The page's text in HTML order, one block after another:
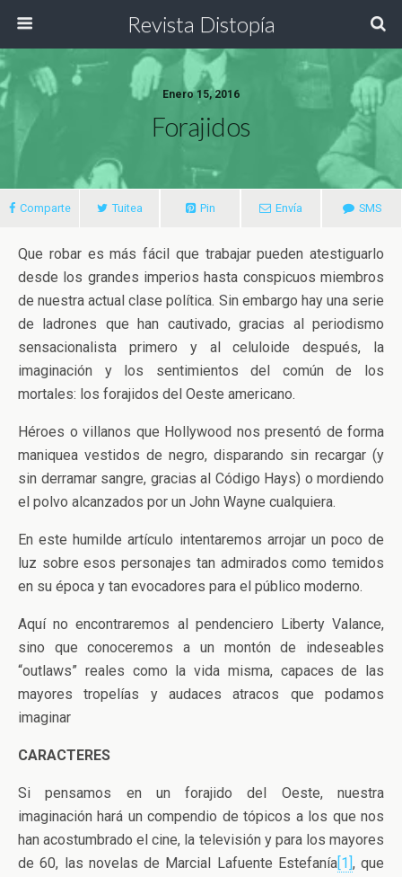
Revista Distopía
Enero 15, 2016
Forajidos
Comparte Tuitea Pin Envía SMS
Que robar es más fácil que trabajar pueden atestiguarlo
desde los grandes imperios hasta conspicuos miembros
de nuestra actual clase política. Sin embargo hay una serie
de ladrones que han cautivado, gracias al periodismo
sensacionalista primero y al celuloide después, la
imaginación y los sentimientos del común de los
mortales: los forajidos del Oeste americano.
Héroes o villanos que Hollywood nos presentó de forma
maniquea vestidos de negro, disparando sin recargar (y
sin derramar sangre, gracias al Código Hays) o mordiendo
el polvo alcanzados por un John Wayne cualquiera.
En este humilde artículo intentaremos arrojar un poco de
luz sobre esos personajes tan admirados como temidos
en su época y tan evocadores para el público moderno.
Aquí no encontraremos al pendenciero Liberty Valance,
sino que conoceremos a un montón de indeseables
“outlaws” reales como la vida misma, capaces de las
mayores tropelías y audaces atracos que podamos
imaginar
CARACTERES
Si pensamos en un forajido del Oeste, nuestra
imaginación hará un compendio de tópicos a los que nos
han acostumbrado el cine, la televisión y para los mayores
de 60, las novelas de Marcial Lafuente Estefanía[1], que